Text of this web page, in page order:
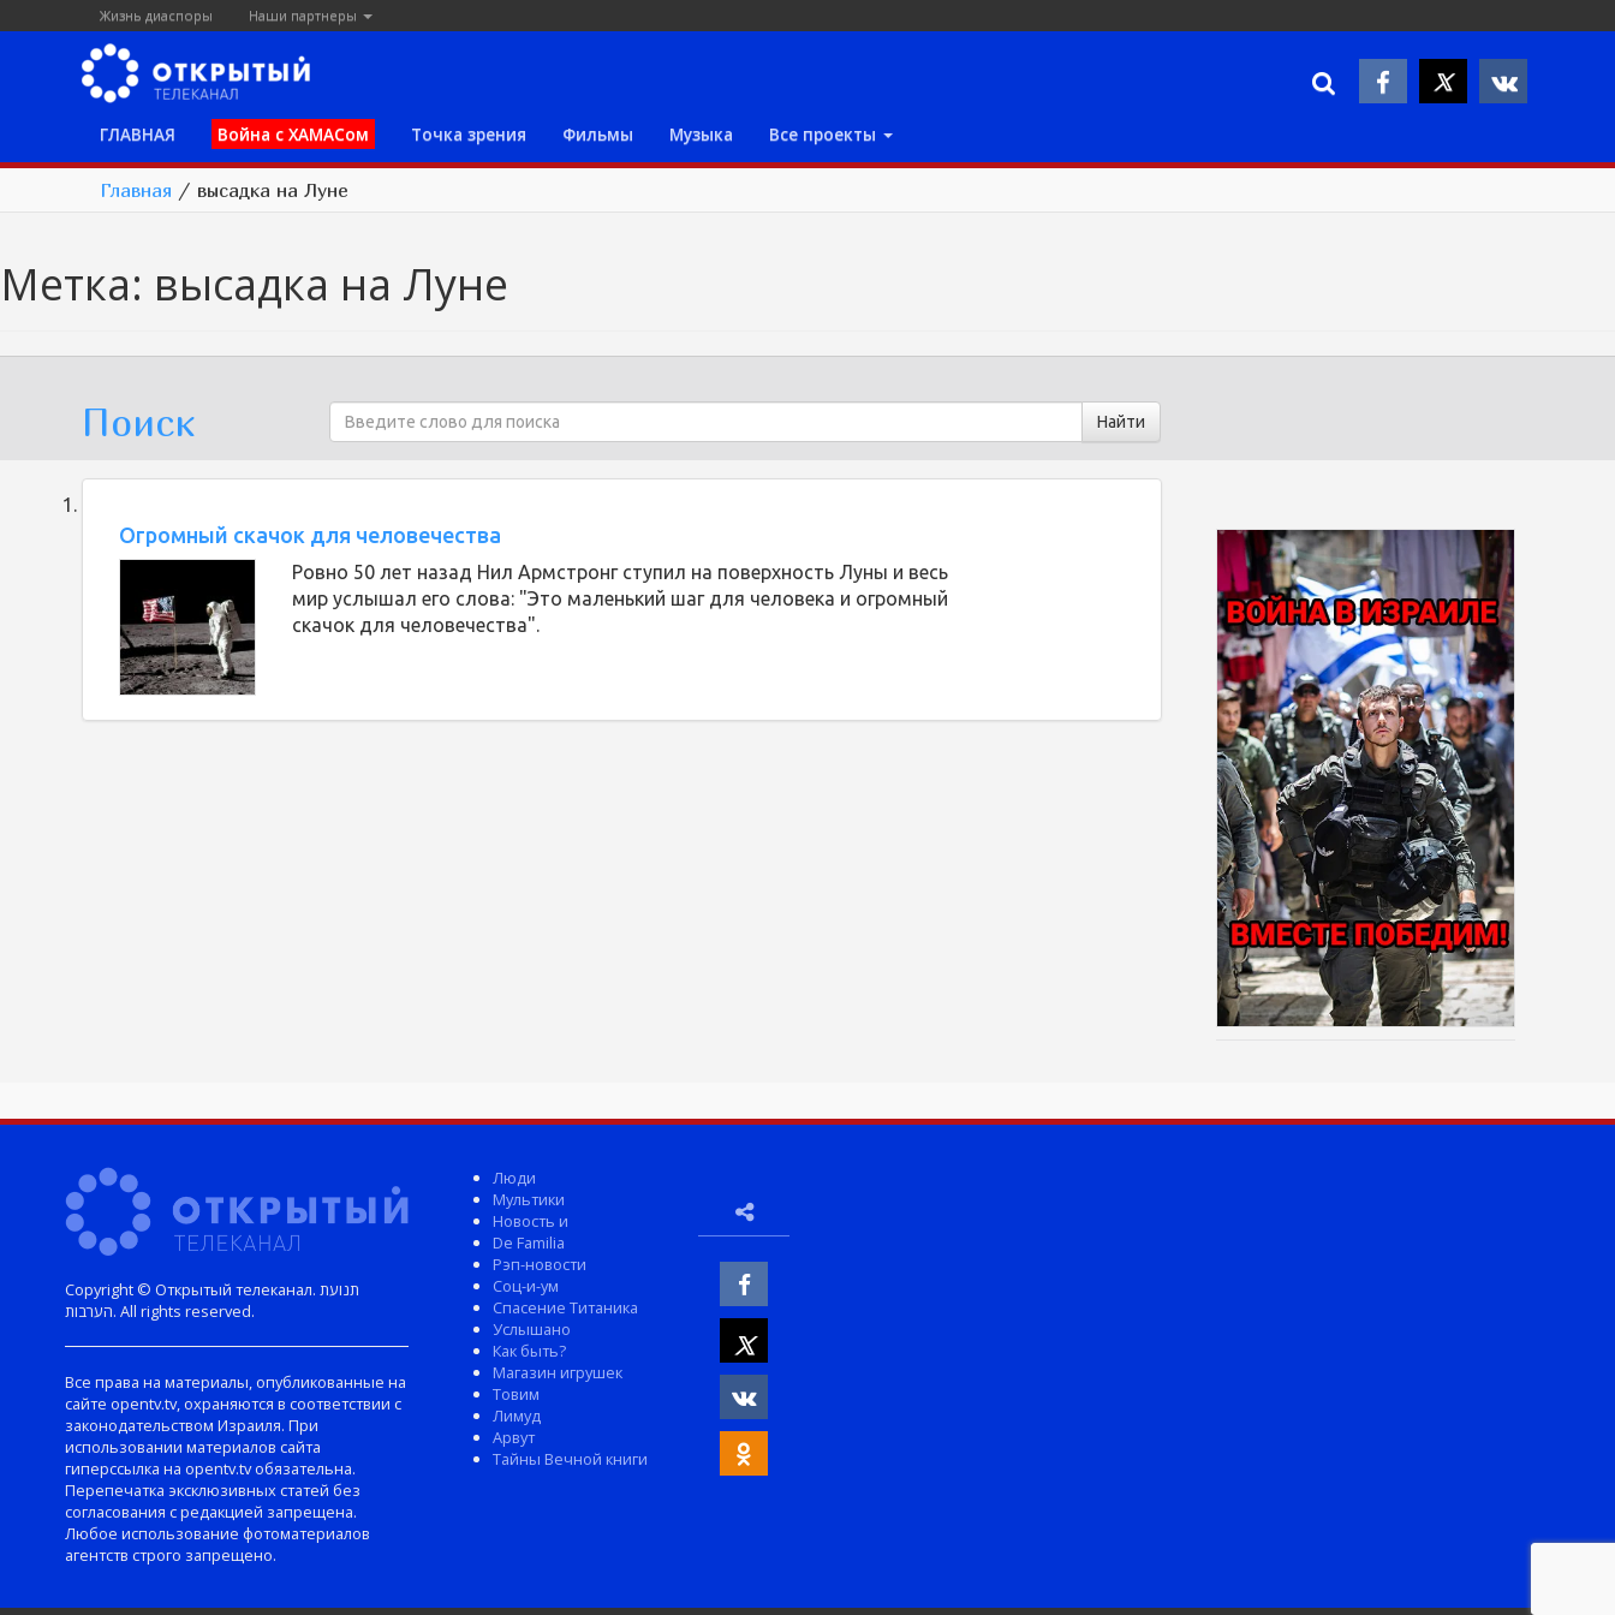
Жизнь диаспоры Наши партнеры
ГЛАВНАЯ Война с ХАМАСом Точка зрения Фильмы Музыка Все проекты
Главная / высадка на Луне
Метка: высадка на Луне
Поиск
Огромный скачок для человечества
Ровно 50 лет назад Нил Армстронг ступил на поверхность Луны и весь
мир услышал его слова: "Это маленький шаг для человека и огромный
скачок для человечества".
Copyright © Открытый телеканал. תנועת
הערבות. All rights reserved.
Все права на материалы, опубликованные на
сайте opentv.tv, охраняются в соответствии с
законодательством Израиля. При
использовании материалов сайта
гиперссылка на opentv.tv обязательна.
Перепечатка эксклюзивных статей без
согласования с редакцией запрещена.
Любое использование фотоматериалов
агентств строго запрещено.
Люди
Мультики
Новость и
De Familia
Рэп-новости
Соц-и-ум
Спасение Титаника
Услышано
Как быть?
Магазин игрушек
Товим
Лимуд
Арвут
Тайны Вечной книги